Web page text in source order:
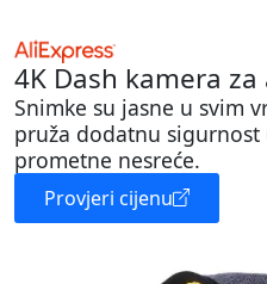
4K Dash kamera
Snimke su jasne u svim
pruža dodatnu
prometne nesreće.
Provjeri cijenu